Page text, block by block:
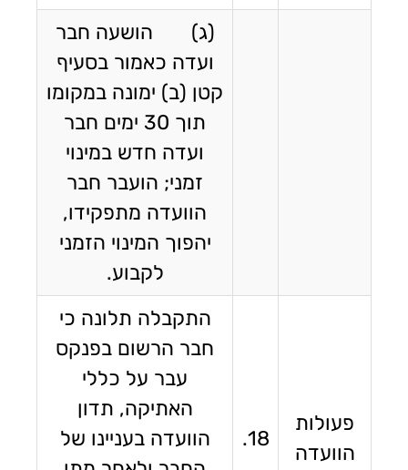
(ג) הושעה חבר
ועדה כאמור בסעיף
קטן (ב) ימונה במקומו
תוך 30 ימים חבר
ועדה חדש במינוי
זמני; הועבר חבר
הוועדה מתפקידו,
יהפוך המינוי הזמני
לקבוע.
פעולות
הוועדה
18.
התקבלה תלונה כי
חבר הרשום בפנקס
עבר על כללי
האתיקה, תדון
הוועדה בעניינו של